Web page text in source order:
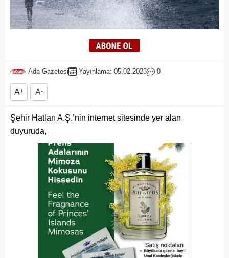
Ada Gazetesi Yayınlama: 05.02.2023 0
A+ A-
Şehir Hatları A.Ş.’nin internet sitesinde yer alan
duyuruda,